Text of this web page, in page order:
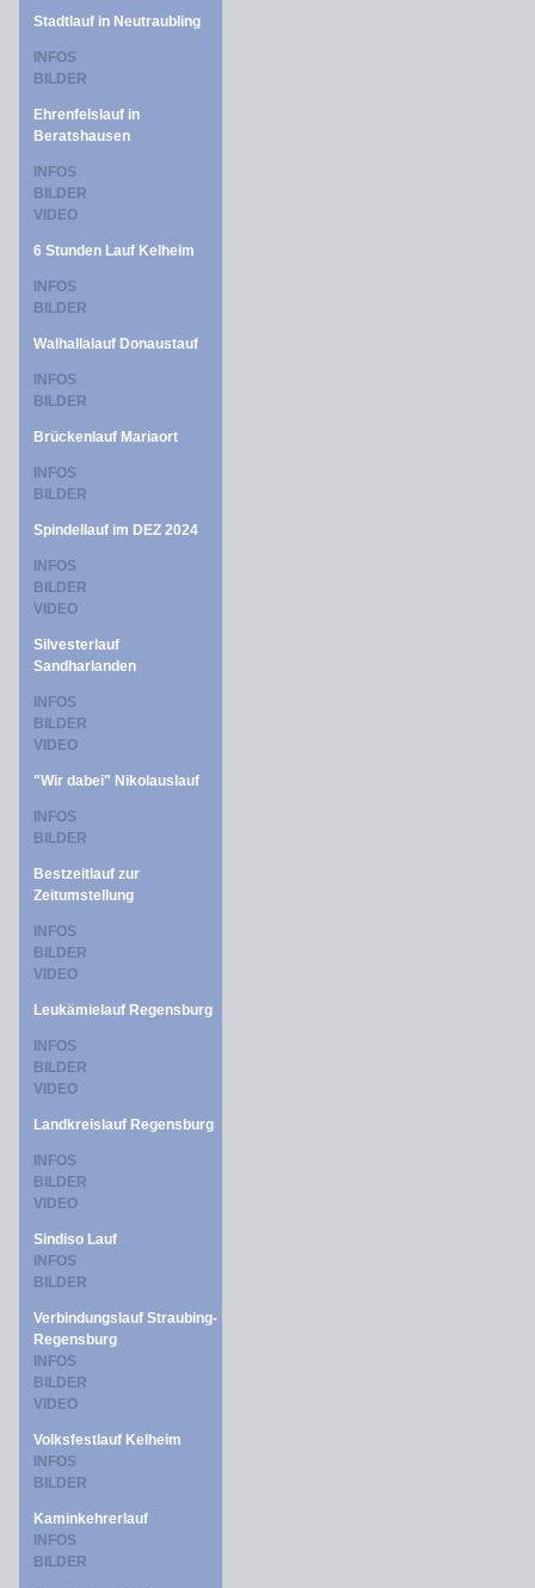
Stadtlauf in Neutraubling
INFOS
BILDER
Ehrenfelslauf in
Beratshausen
INFOS
BILDER
VIDEO
6 Stunden Lauf Kelheim
INFOS
BILDER
Walhallalauf Donaustauf
INFOS
BILDER
Brückenlauf Mariaort
INFOS
BILDER
Spindellauf im DEZ 2024
INFOS
BILDER
VIDEO
Silvesterlauf
Sandharlanden
INFOS
BILDER
VIDEO
"Wir dabei" Nikolauslauf
INFOS
BILDER
Bestzeitlauf zur
Zeitumstellung
INFOS
BILDER
VIDEO
Leukämielauf Regensburg
INFOS
BILDER
VIDEO
Landkreislauf Regensburg
INFOS
BILDER
VIDEO
Sindiso Lauf
INFOS
BILDER
Verbindungslauf Straubing-
Regensburg
INFOS
BILDER
VIDEO
Volksfestlauf Kelheim
INFOS
BILDER
Kaminkehrerlauf
INFOS
BILDER